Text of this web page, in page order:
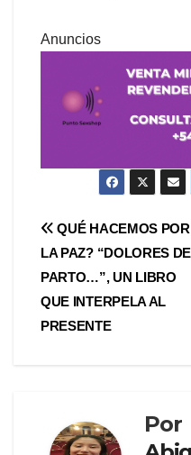
Anuncios
Navegación
de
entradas
QUÉ HACEMOS POR
LA PAZ? “DOLORES DE
PARTO…”, UN LIBRO
QUE INTERPELA AL
PRESENTE
Por